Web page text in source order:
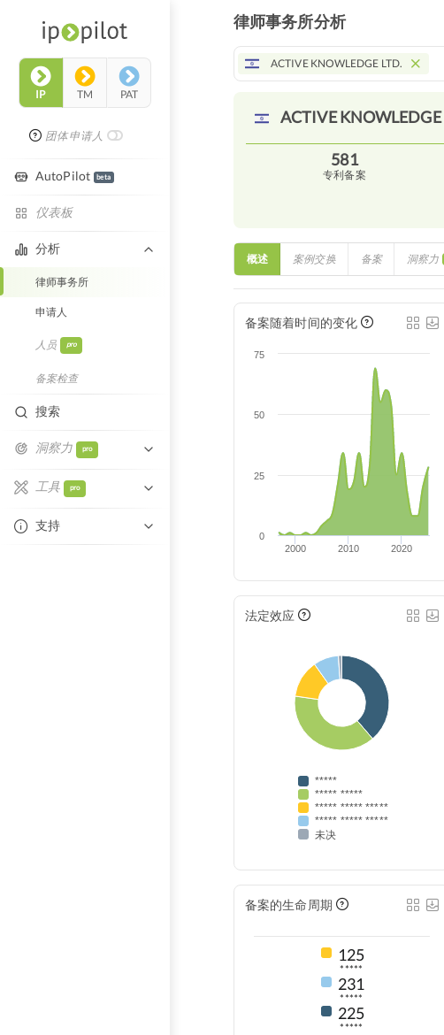
IP TM PAT
团体申请人
AutoPilot beta
仪表板
分析
律师事务所
申请人
人员 pro
备案检查
搜索
洞察力 pro
相似性
关系网重叠
工具 pro
Excel自动填充
支持
律师事务所分析
ACTIVE KNOWLEDGE LTD.
ACTIVE KNOWLEDGE
581
专利备案
概述 案例交换 备案 洞察力
备案随着时间的变化
2000 2010 2020
0
25
50
75
法定效应
*****
***** *****
***** ***** *****
***** ***** *****
未决
备案的生命周期
125
*****
231
*****
225
*****